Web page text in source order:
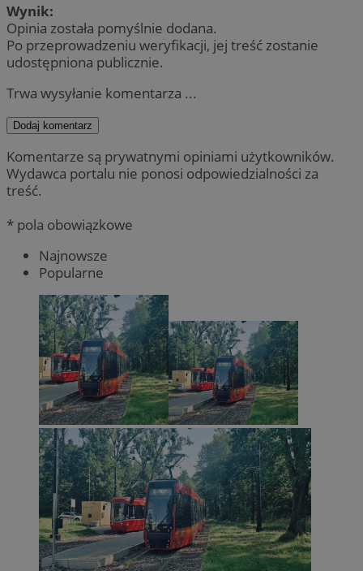
Wynik:
Opinia została pomyślnie dodana.
Po przeprowadzeniu weryfikacji, jej treść zostanie
udostępniona publicznie.
Trwa wysyłanie komentarza ...
Dodaj komentarz
Komentarze są prywatnymi opiniami użytkowników.
Wydawca portalu nie ponosi odpowiedzialności za
treść.
* pola obowiązkowe
Najnowsze
Popularne